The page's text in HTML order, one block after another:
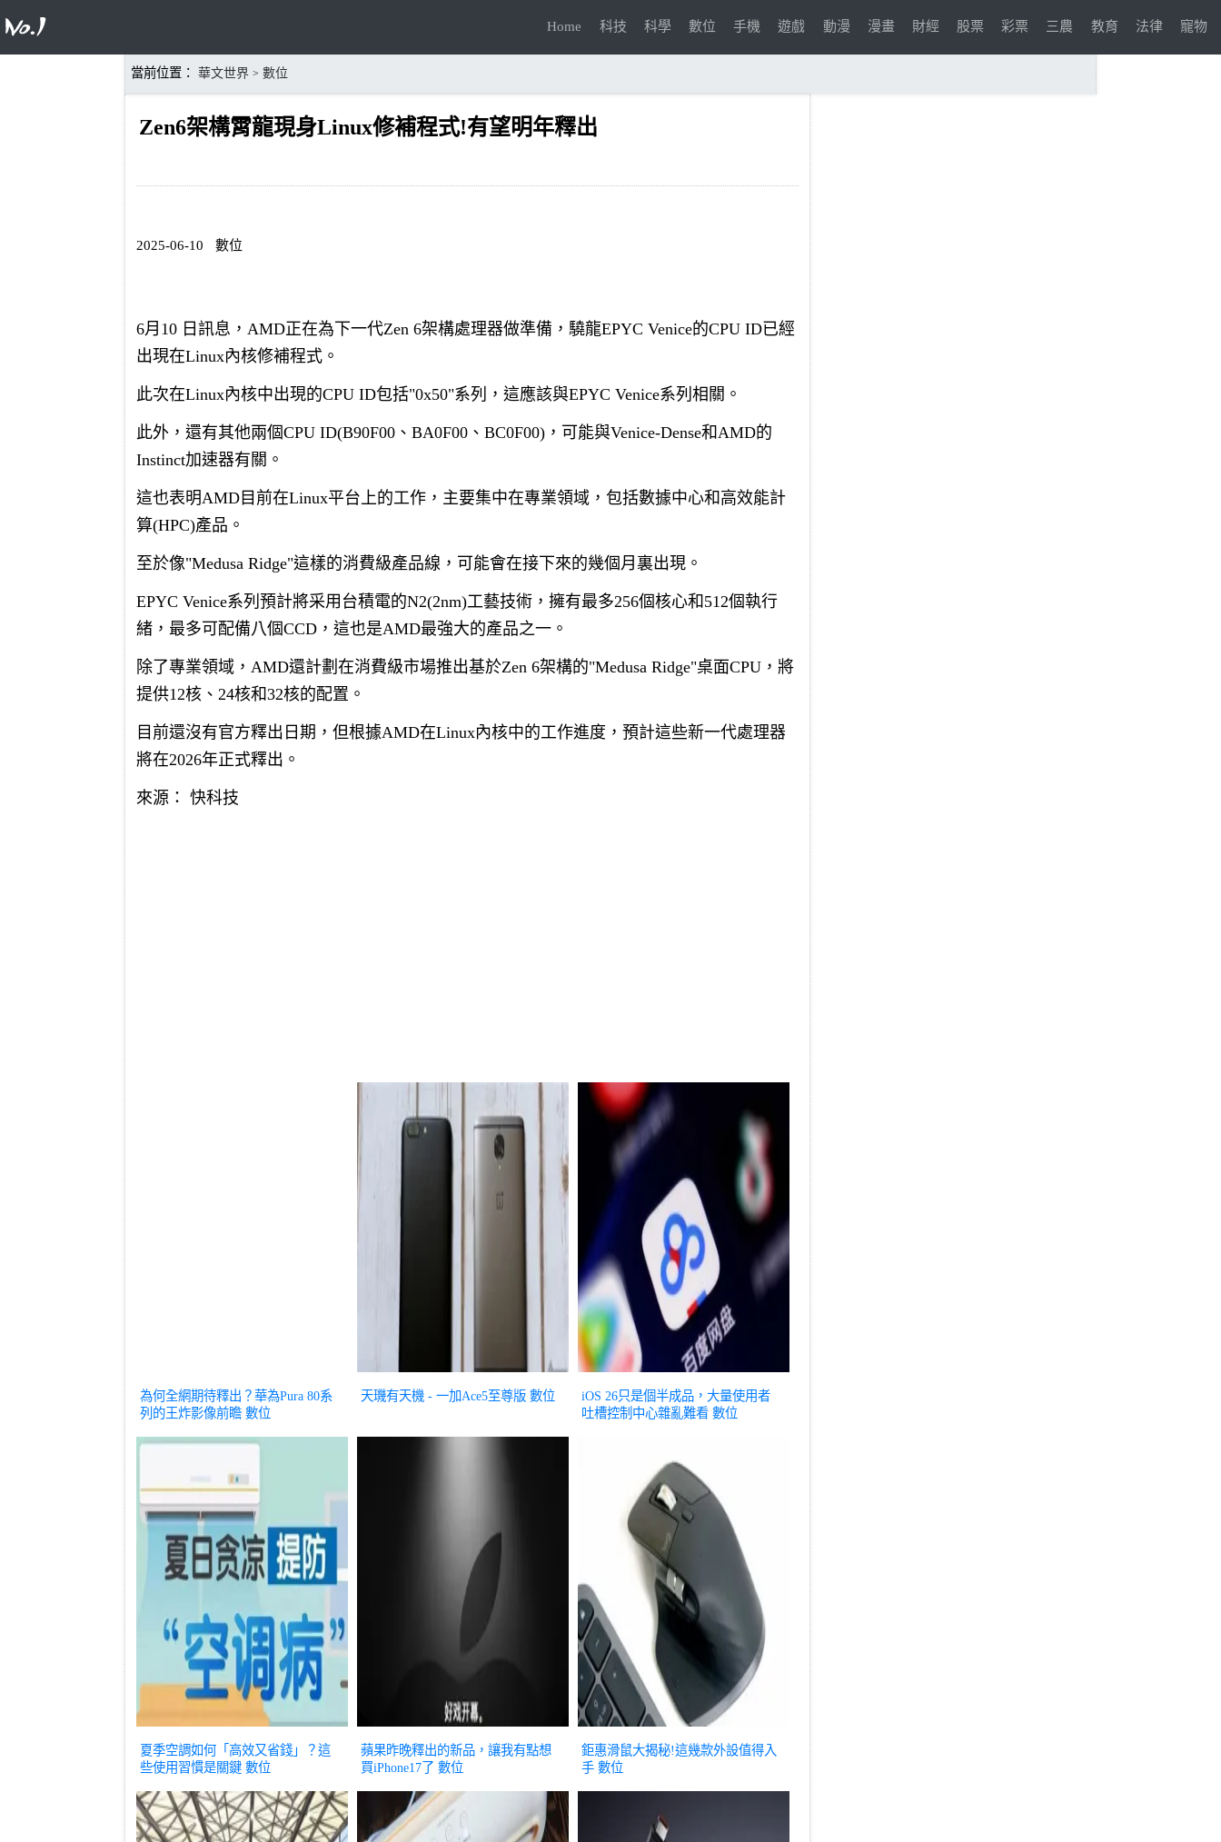
Home 科技 科學 數位 手機 遊戲 動漫 漫畫 財經 股票 彩票 三農 教育 法律 寵物
當前位置： 華文世界 > 數位
Zen6架構霄龍現身Linux修補程式!有望明年釋出
2025-06-10 數位
6月10 日訊息，AMD正在為下一代Zen 6架構處理器做準備，驍龍EPYC Venice的CPU ID已經
出現在Linux內核修補程式。
此次在Linux內核中出現的CPU ID包括"0x50"系列，這應該與EPYC Venice系列相關。
此外，還有其他兩個CPU ID(B90F00、BA0F00、BC0F00)，可能與Venice-Dense和AMD的
Instinct加速器有關。
這也表明AMD目前在Linux平台上的工作，主要集中在專業領域，包括數據中心和高效能計
算(HPC)產品。
至於像"Medusa Ridge"這樣的消費級產品線，可能會在接下來的幾個月裏出現。
EPYC Venice系列預計將采用台積電的N2(2nm)工藝技術，擁有最多256個核心和512個執行
緒，最多可配備八個CCD，這也是AMD最強大的產品之一。
除了專業領域，AMD還計劃在消費級市場推出基於Zen 6架構的"Medusa Ridge"桌面CPU，將
提供12核、24核和32核的配置。
目前還沒有官方釋出日期，但根據AMD在Linux內核中的工作進度，預計這些新一代處理器
將在2026年正式釋出。
來源： 快科技
為何全網期待釋出？華為Pura 80系
列的王炸影像前瞻 數位
天璣有天機 - 一加Ace5至尊版 數位
iOS 26只是個半成品，大量使用者
吐槽控制中心雜亂難看 數位
夏季空調如何「高效又省錢」？這
些使用習慣是關鍵 數位
蘋果昨晚釋出的新品，讓我有點想
買iPhone17了 數位
鉅惠滑鼠大揭秘!這幾款外設值得入
手 數位